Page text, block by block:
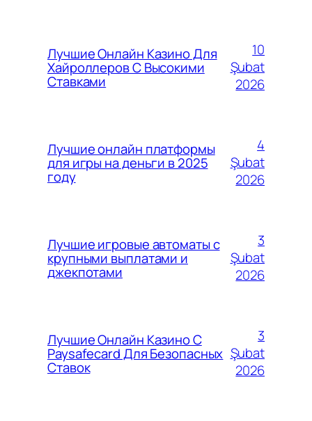
Лучшие Онлайн Казино Для
Хайроллеров С Высокими
Ставками
10
Şubat
2026
Лучшие онлайн платформы
для игры на деньги в 2025
году
4
Şubat
2026
Лучшие игровые автоматы с
крупными выплатами и
джекпотами
3
Şubat
2026
Лучшие Онлайн Казино С
Paysafecard Для Безопасных
Ставок
3
Şubat
2026